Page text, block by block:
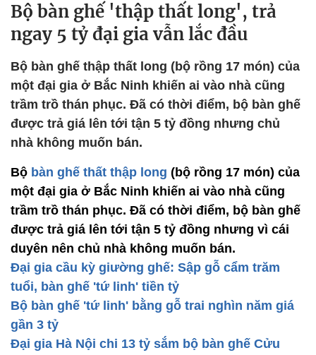
Bộ bàn ghế 'thập thất long', trả
ngay 5 tỷ đại gia vẫn lắc đầu
Bộ bàn ghế thập thất long (bộ rồng 17 món) của
một đại gia ở Bắc Ninh khiến ai vào nhà cũng
trầm trồ thán phục. Đã có thời điểm, bộ bàn ghế
được trả giá lên tới tận 5 tỷ đồng nhưng chủ
nhà không muốn bán.
Bộ bàn ghế thất thập long (bộ rồng 17 món) của
một đại gia ở Bắc Ninh khiến ai vào nhà cũng
trầm trồ thán phục. Đã có thời điểm, bộ bàn ghế
được trả giá lên tới tận 5 tỷ đồng nhưng vì cái
duyên nên chủ nhà không muốn bán.
Đại gia cầu kỳ giường ghế: Sập gỗ cẩm trăm
tuổi, bàn ghế 'tứ linh' tiền tỷ
Bộ bàn ghế 'tứ linh' bằng gỗ trai nghìn năm giá
gần 3 tỷ
Đại gia Hà Nội chi 13 tỷ sắm bộ bàn ghế Cửu